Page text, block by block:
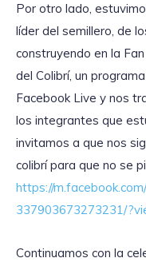
Por otro lado,
líder del semillero, de
construyendo en la
del Colibrí, un
Facebook Live y nos
los integrantes que
invitamos a que nos
colibrí para que no se
https://
337903673273231/
Continuamos con la